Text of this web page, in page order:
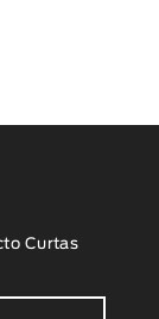
Curtas